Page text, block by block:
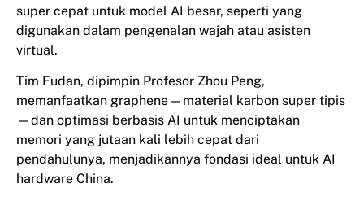
super cepat untuk model AI besar, seperti yang
digunakan dalam pengenalan wajah atau asisten
virtual.
Tim Fudan, dipimpin Profesor Zhou Peng,
memanfaatkan graphene—material karbon super tipis
—dan optimasi berbasis AI untuk menciptakan
memori yang jutaan kali lebih cepat dari
pendahulunya, menjadikannya fondasi ideal untuk AI
hardware China.